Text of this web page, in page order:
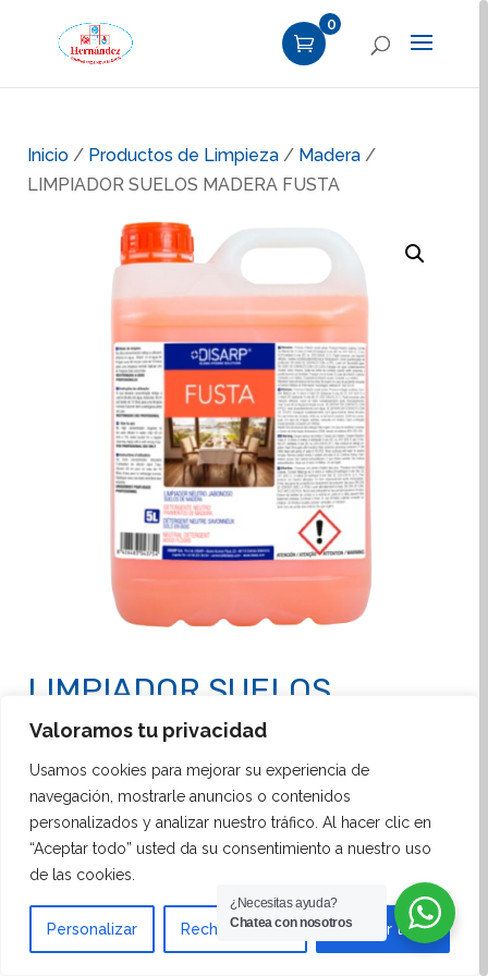
Valoramos tu privacidad
Usamos cookies para mejorar su experiencia de
navegación, mostrarle anuncios o contenidos
personalizados y analizar nuestro tráfico. Al hacer clic en
“Aceptar todo” usted da su consentimiento a nuestro uso
de las cookies.
Personalizar Rechazar todo Aceptar todo
0
Inicio / Productos de Limpieza / Madera /
LIMPIADOR SUELOS MADERA FUSTA
LIMPIADOR SUELOS
MADERA FUSTA
Detergente para suelos de madera. Limpia, da brillo
y protege. Concentrado y suave. Elimina suciedad
resistente. Aroma duradero. Detergente
específicamente desarrollado para la limpieza de
suelos de madera, con la finalidad de
proporcionarles brillo y protección, lo que
¿Necesitas ayuda?
Chatea con nosotros